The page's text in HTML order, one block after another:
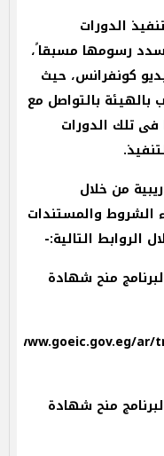
الدورات
رسومها مسبقاﹰ،
كونفرانس، حيث
بالهيئة بالتواصل مع
فى تلك الدورات
من خلال
الشروط والمستندات
الروابط التالية:-
منح شهادة
www.goeic.gov.eg/
منح شهادة